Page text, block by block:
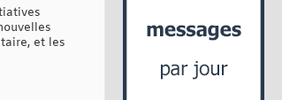
et les